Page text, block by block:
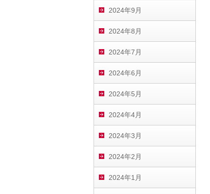
2024年9月
2024年8月
2024年7月
2024年6月
2024年5月
2024年4月
2024年3月
2024年2月
2024年1月